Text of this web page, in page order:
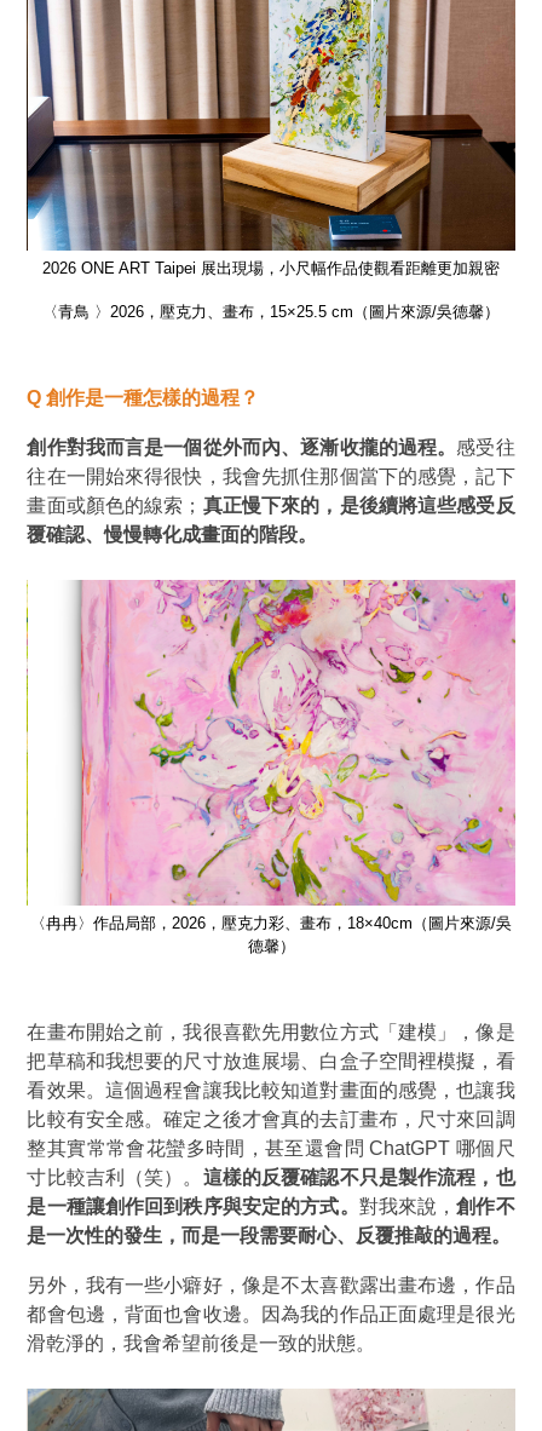
2026 ONE ART Taipei 展出現場，小尺幅作品使觀看距離更加親密
〈青鳥 〉2026，壓克力、畫布，15×25.5 cm （圖片來源/吳德馨）
Q創作是一種怎樣的過程？
創作對我而言是一個從外而內、逐漸收攏的過程。 感受往
往在一開始來得很快，我會先抓住那個當下的感覺，記下
畫面或顏色的線索； 真正慢下來的，是後續將這些感受反
覆確認、慢慢轉化成畫面的階段。
〈冉冉〉作品局部，2026，壓克力彩、畫布，18×40cm（圖片來源/吳
德馨）
在畫布開始之前，我很喜歡先用數位方式「建模」，像是
把草稿和我想要的尺寸放進展場、白盒子空間裡模擬，看
看效果。這個過程會讓我比較知道對畫面的感覺，也讓我
比較有安全感。確定之後才會真的去訂畫布，尺寸來回調
整其實常常會花蠻多時間，甚至還會問 ChatGPT 哪個尺
寸比較吉利（笑）。 這樣的反覆確認不只是製作流程，也
是一種讓創作回到秩序與安定的方式。 對我來說，創作不
是一次性的發生，而是一段需要耐心、反覆推敲的過程。
另外，我有一些小癖好，像是不太喜歡露出畫布邊，作品
都會包邊，背面也會收邊。因為我的作品正面處理是很光
滑乾淨的，我會希望前後是一致的狀態。